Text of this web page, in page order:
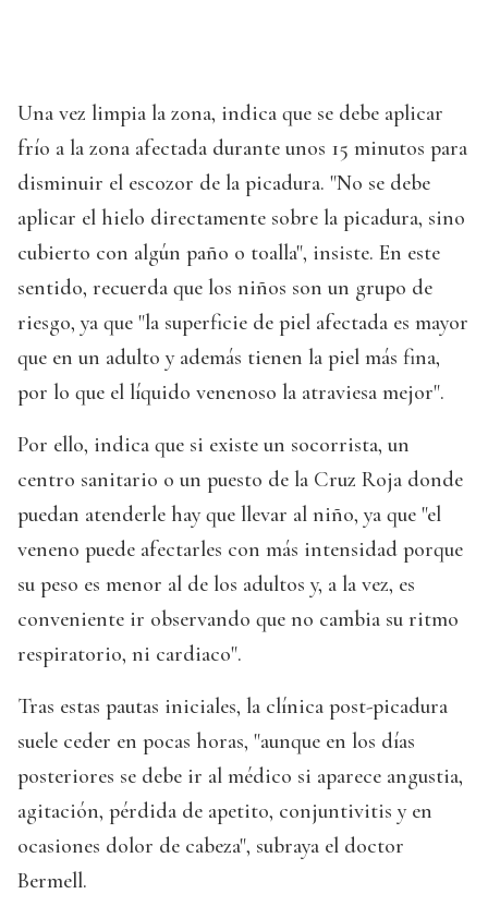
Una vez limpia la zona, indica que se debe aplicar
frío a la zona afectada durante unos 15 minutos para
disminuir el escozor de la picadura. "No se debe
aplicar el hielo directamente sobre la picadura, sino
cubierto con algún paño o toalla", insiste. En este
sentido, recuerda que los niños son un grupo de
riesgo, ya que "la superficie de piel afectada es mayor
que en un adulto y además tienen la piel más fina,
por lo que el líquido venenoso la atraviesa mejor".
Por ello, indica que si existe un socorrista, un
centro sanitario o un puesto de la Cruz Roja donde
puedan atenderle hay que llevar al niño, ya que "el
veneno puede afectarles con más intensidad porque
su peso es menor al de los adultos y, a la vez, es
conveniente ir observando que no cambia su ritmo
respiratorio, ni cardiaco".
Tras estas pautas iniciales, la clínica post-picadura
suele ceder en pocas horas, "aunque en los días
posteriores se debe ir al médico si aparece angustia,
agitación, pérdida de apetito, conjuntivitis y en
ocasiones dolor de cabeza", subraya el doctor
Bermell.